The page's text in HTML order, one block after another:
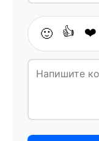
🙂 👍 ❤️